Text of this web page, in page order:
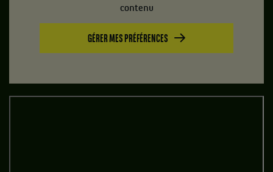
contenu
GÉRER MES PRÉFÉRENCES